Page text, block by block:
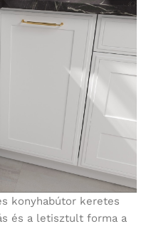
konyhabútor keretes
és a letisztult forma a